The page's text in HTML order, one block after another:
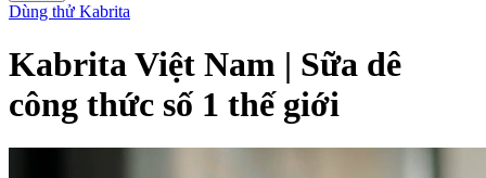
Dùng thử Kabrita
Kabrita Việt Nam | Sữa dê
công thức số 1 thế giới